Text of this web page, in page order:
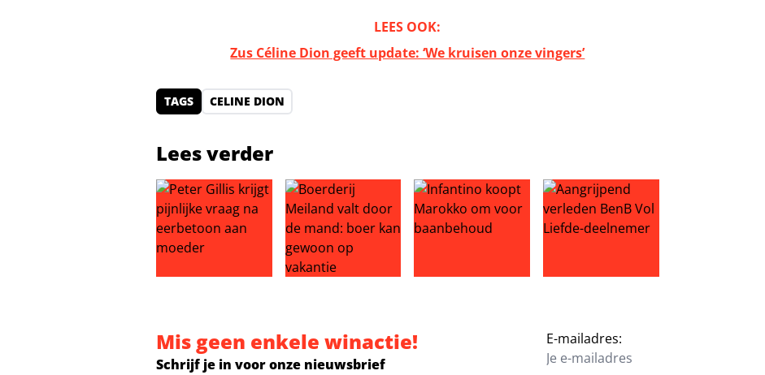
LEES OOK:
Zus Céline Dion geeft update: ‘We kruisen onze vingers’
TAGS CELINE DION
Lees verder
Mis geen enkele winactie!
Schrijf je in voor onze nieuwsbrief
E-mailadres: